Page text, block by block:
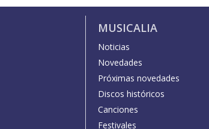
MUSICALIA
Noticias
Novedades
Próximas novedades
Discos históricos
Canciones
Festivales